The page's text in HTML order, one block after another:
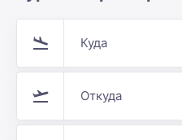
Куда
Откуда